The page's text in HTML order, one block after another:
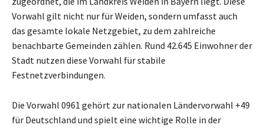
Vorwahl gilt nicht nur für Weiden, sondern umfasst auch
das gesamte lokale Netzgebiet, zu dem zahlreiche
benachbarte Gemeinden zählen. Rund 42.645 Einwohner der
Stadt nutzen diese Vorwahl für stabile
Festnetzverbindungen.
Die Vorwahl 0961 gehört zur nationalen Ländervorwahl +49
für Deutschland und spielt eine wichtige Rolle in der